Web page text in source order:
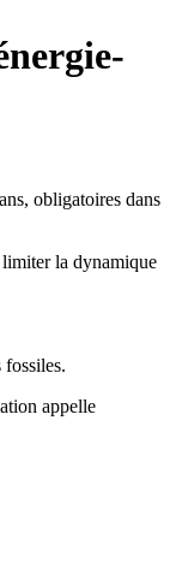
obligatoires dans
la dynamique
appelle